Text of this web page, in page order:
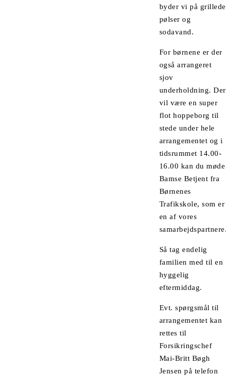
byder vi på grillede
pølser og
sodavand.
For børnene er der
også arrangeret
sjov
underholdning. Der
vil være en super
flot hoppeborg til
stede under hele
arrangementet og i
tidsrummet 14.00-
16.00 kan du møde
Bamse Betjent fra
Børnenes
Trafikskole, som er
en af vores
Så tag endelig
familien med til en
hyggelig
eftermiddag.
Evt. spørgsmål til
arrangementet kan
rettes til
Forsikringschef
Mai-Britt Bøgh
Jensen på telefon